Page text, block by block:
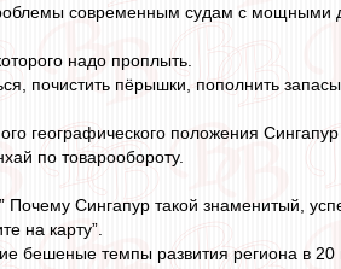
современным судам с мощными
надо проплыть.
почистить пёрышки, пополнить
географического положения
по товарообороту.
Почему Сингапур такой знаменитый,
на карту”.
бешеные темпы развития региона в 20